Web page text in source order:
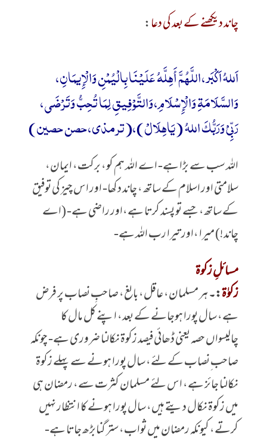
چاند دیکھنے کے بعد کی دعا:
اَللہُ اَکْبَر، اللَّهُمَّ أَهِلَّهُ عَلَيْنَا بِالْيُمْنِ وَالْإِيمَانِ،
وَالسَّلَامَةِ وَالْإِسْلَامِ، وَالتَّوْفِيقِ لِمَا تُحِبُّ وَتَرْضَى،
رَبِّیْ وَرَبُّکَ اللہُ (یَاھِلَالْ)،(ترمذی، حصن حصین)
اللہ سب سے بڑا ہے- اے اللہ ہم کو، برکت، ایمان،
سلامتی اور اسلام کے ساتھ ، چاند دکھا- اور اس چیز کی توفیق
کے ساتھ، جسے تو پسند کرتا ہے،اور راضی ہے- (اے
چاند!) میرا ،اور تیرا رب اللہ ہے-
مسائلِ زکوۃ
زکوٰۃ:۔ہر مسلمان، عاقل، بالغ، صاحبِ نصاب پر فرض
ہے، سال پورا ہوجانے کے بعد، اپنے کل مال کا
چالیسواں حصہ یعنی ڈھائی فیصد زکوۃ نکالنا ضروری ہے- چونکہ
صاحب ِنصاب کے لئے، سال پورا ہونے سے پہلے زکوۃ
نکالنا جائز ہے، اس لئے مسلمان کثرت سے، رمضان ہی
میں زکوۃ نکال دیتے ہیں، سال پورا ہونے کا انتظار نہیں
کرتے، کیونکہ رمضان میں ثواب، ستر گنابڑھ جاتا ہے-